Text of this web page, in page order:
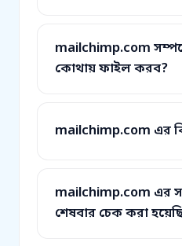
mailchimp.com
কোথায় ফাইল করব?
mailchimp.com এর
mailchimp.com এর
শেষবার চেক করা